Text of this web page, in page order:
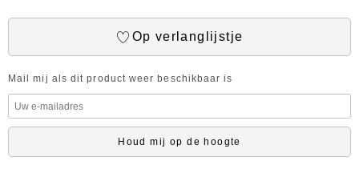
Op verlanglijstje
Mail mij als dit product weer beschikbaar is
Houd mij op de hoogte